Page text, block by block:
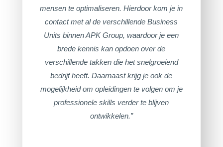
mensen te optimaliseren. Hierdoor kom je in
contact met al de verschillende Business
Units binnen APK Group, waardoor je een
brede kennis kan opdoen over de
verschillende takken die het snelgroeiend
bedrijf heeft. Daarnaast krijg je ook de
mogelijkheid om opleidingen te volgen om je
professionele skills verder te blijven
ontwikkelen.”